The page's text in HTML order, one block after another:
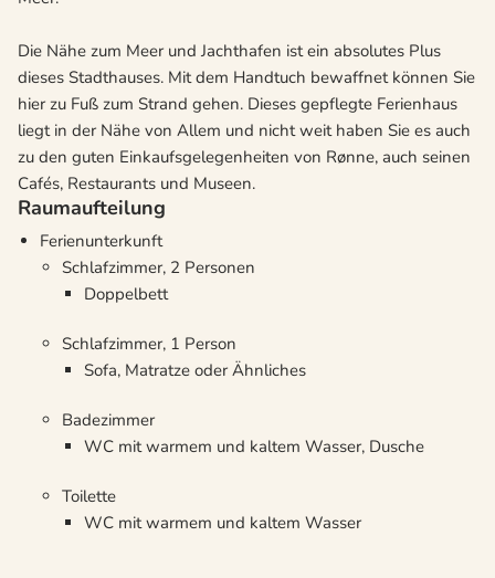
Die Nähe zum Meer und Jachthafen ist ein absolutes Plus
dieses Stadthauses. Mit dem Handtuch bewaffnet können Sie
hier zu Fuß zum Strand gehen. Dieses gepflegte Ferienhaus
liegt in der Nähe von Allem und nicht weit haben Sie es auch
zu den guten Einkaufsgelegenheiten von Rønne, auch seinen
Cafés, Restaurants und Museen.
Raumaufteilung
Ferienunterkunft
Schlafzimmer, 2 Personen
Doppelbett
Schlafzimmer, 1 Person
Sofa, Matratze oder Ähnliches
Badezimmer
WC mit warmem und kaltem Wasser, Dusche
Toilette
WC mit warmem und kaltem Wasser